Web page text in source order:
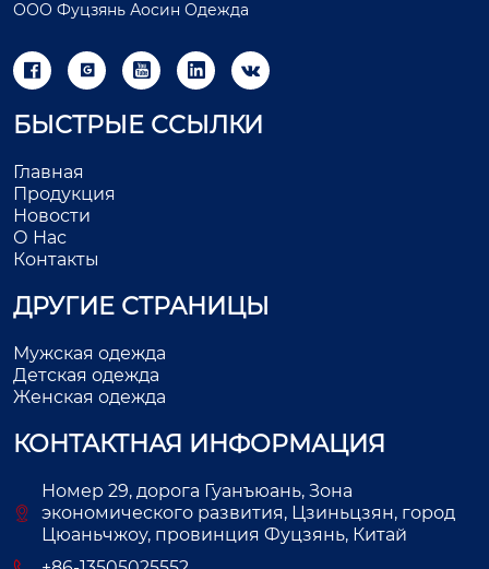
ООО Фуцзянь Аосин Одежда
    
БЫСТРЫЕ ССЫЛКИ
Главная
Продукция
Новости
О Нас
Контакты
ДРУГИЕ СТРАНИЦЫ
Мужская одежда
Детская одежда
Женская одежда
КОНТАКТНАЯ ИНФОРМАЦИЯ
Номер 29, дорога Гуанъюань, Зона
экономического развития, Цзиньцзян, город
Цюаньчжоу, провинция Фуцзянь, Китай